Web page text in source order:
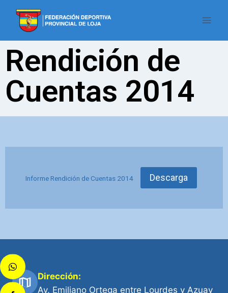
Rendición de
Cuentas 2014
Informe Rendición de Cuentas 2014 Descarga
Dirección:
Av. Emiliano Ortega entre Lourdes y Azuay